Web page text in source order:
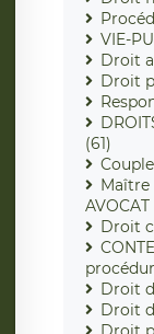
VIE-
Droit
Droit
(61)
Maître
Droit
Droit
Droit